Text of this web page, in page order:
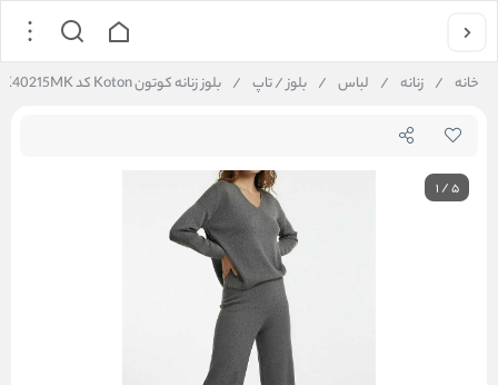
خانه / زنانه / لباس / بلوز / تاپ / بلوز زنانه کوتون Koton کد 6WLK40215MK
1/5